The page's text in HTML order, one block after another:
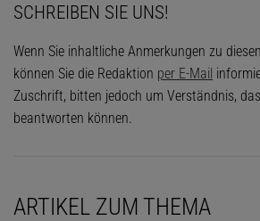
SCHREIBEN SIE UNS!
Wenn Sie inhaltliche Anmerkungen zu
können Sie die Redaktion per E-Mail
Zuschrift, bitten jedoch um Verständnis,
beantworten können.
ARTIKEL ZUM THEMA